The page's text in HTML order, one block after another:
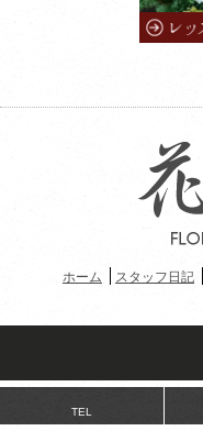
ホーム スタッフ日記
TEL